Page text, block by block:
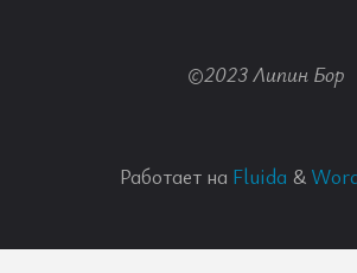
©2023 Липин Бор
Работает на Fluida &